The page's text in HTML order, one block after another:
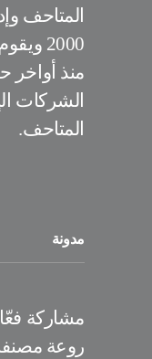
المتاحف
2000
منذ أواخر
الشركات
المتاحف.
مدونة
مشاركة
روعة